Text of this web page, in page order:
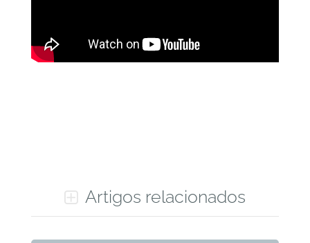
Artigos relacionados